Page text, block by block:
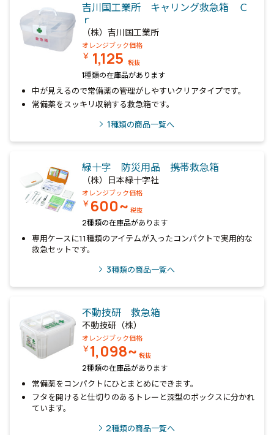
吉川国工業所 キャリング救急箱 Ｃ
ｒ
（株）吉川国工業所
オレンジブック価格
￥ 1,125 税抜
1種類の在庫品があります
中が見えるので常備薬の管理がしやすいクリアタイプです。
常備薬をスッキリ収納する救急箱です。
1種類の商品一覧へ
緑十字 防災用品 携帯救急箱
（株）日本緑十字社
オレンジブック価格
￥ 600~ 税抜
2種類の在庫品があります
専用ケースに11種類のアイテムが入ったコンパクトで実用的な
救急セットです。
3種類の商品一覧へ
不動技研 救急箱
不動技研（株）
オレンジブック価格
￥1,098~ 税抜
2種類の在庫品があります
常備薬をコンパクトにひとまとめにできます。
フタを開けると仕切りのあるトレーと深型のボックスに分かれ
ています。
2種類の商品一覧へ